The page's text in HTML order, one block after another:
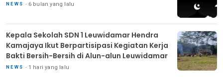
NEWS 6 bulan yang lalu
Kepala Sekolah SDN 1 Leuwidamar Hendra
Kamajaya Ikut Berpartisipasi Kegiatan Kerja
Bakti Bersih-Bersih di Alun-alun Leuwidamar
NEWS 1 hari yang lalu